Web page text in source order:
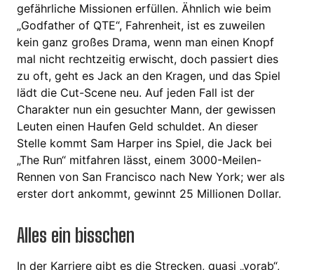
gefährliche Missionen erfüllen. Ähnlich wie beim
„Godfather of QTE“, Fahrenheit, ist es zuweilen
kein ganz großes Drama, wenn man einen Knopf
mal nicht rechtzeitig erwischt, doch passiert dies
zu oft, geht es Jack an den Kragen, und das Spiel
lädt die Cut-Scene neu. Auf jeden Fall ist der
Charakter nun ein gesuchter Mann, der gewissen
Leuten einen Haufen Geld schuldet. An dieser
Stelle kommt Sam Harper ins Spiel, die Jack bei
„The Run“ mitfahren lässt, einem 3000-Meilen-
Rennen von San Francisco nach New York; wer als
erster dort ankommt, gewinnt 25 Millionen Dollar.
Alles ein bisschen
In der Karriere gibt es die Strecken, quasi „vorab“,